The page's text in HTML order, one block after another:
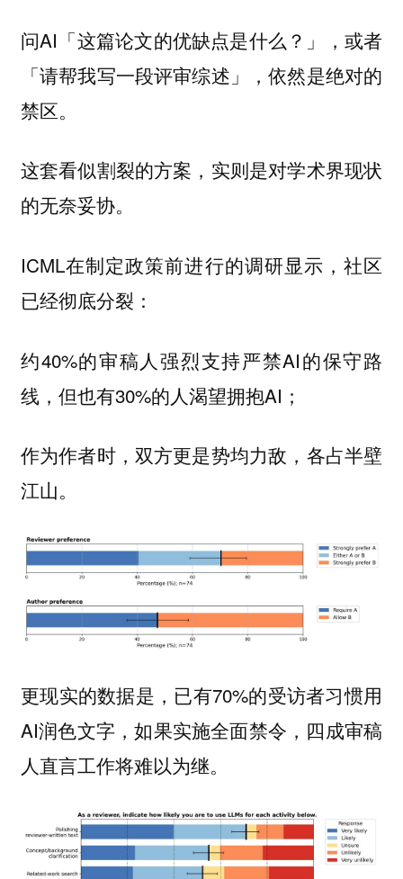
问AI「这篇论文的优缺点是什么？」，或者
「请帮我写一段评审综述」，依然是绝对的
禁区。
这套看似割裂的方案，实则是对学术界现状
的无奈妥协。
ICML在制定政策前进行的调研显示，社区
已经彻底分裂：
约40%的审稿人强烈支持严禁AI的保守路
线，但也有30%的人渴望拥抱AI；
作为作者时，双方更是势均力敌，各占半壁
江山。
更现实的数据是，已有70%的受访者习惯用
AI润色文字，如果实施全面禁令，四成审稿
人直言工作将难以为继。